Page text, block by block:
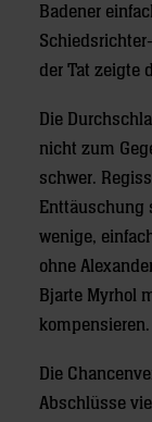
Badener
der Tat zeigte
Die
nicht zum
schwer.
Enttäuschung
wenige,
ohne
Bjarte Myrhol
Die
Abschlüsse